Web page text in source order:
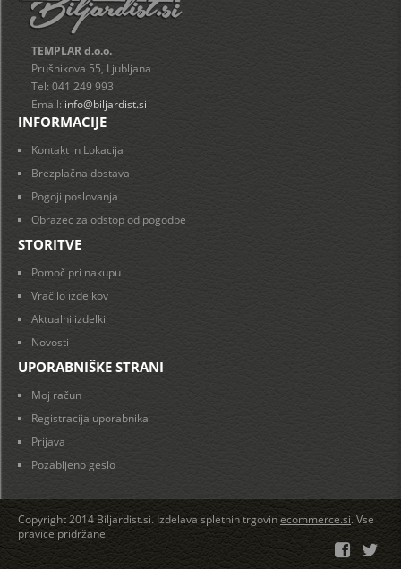
TEMPLAR d.o.o.
Prušnikova 55, Ljubljana
Tel: 041 249 993
Email: info@biljardist.si
INFORMACIJE
Kontakt in Lokacija
Brezplačna dostava
Pogoji poslovanja
Obrazec za odstop od pogodbe
STORITVE
Pomoč pri nakupu
Vračilo izdelkov
Aktualni izdelki
Novosti
UPORABNIŠKE STRANI
Moj račun
Registracija uporabnika
Prijava
Pozabljeno geslo
Copyright 2014 Biljardist.si. Izdelava spletnih trgovinecommerce.si. Vse
pravice pridržane